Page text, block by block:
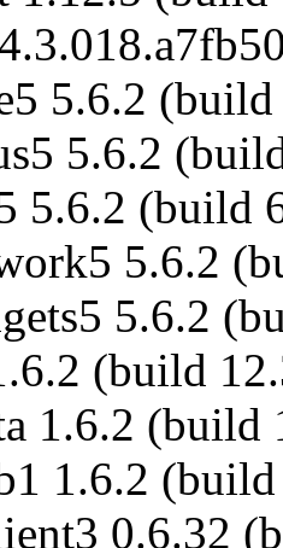
5.6.2
5.6.2
5.6.2 (build
5.6.2
5.6.2
(build
1.6.2 (build
1.6.2
0.6.32